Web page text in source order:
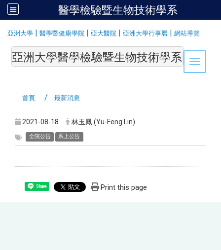
醫學檢驗暨生物技術學系
亞洲大學 | 醫學暨健康學院 | 亞大醫院 | 亞洲大學行事曆 | 網站導覽
Toggle
亞洲大學醫學檢驗暨生物技術學系
首頁 最新消息
2021-08-18 林玉鳳 (Yu-Feng Lin)
全院公告 系上公告
Share Print this page